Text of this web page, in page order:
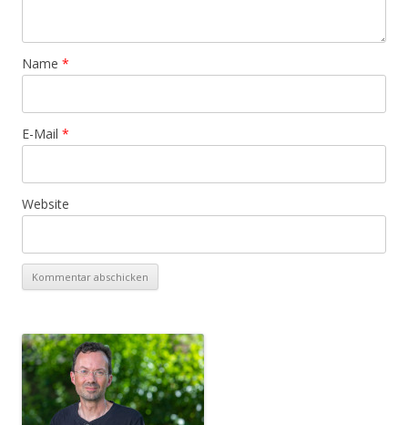
Name *
E-Mail *
Website